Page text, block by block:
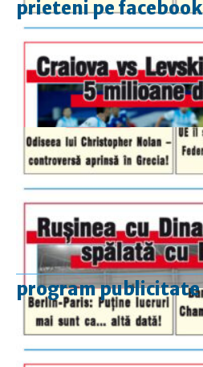
prieteni pe facebook
program publicitate
luni-vineri